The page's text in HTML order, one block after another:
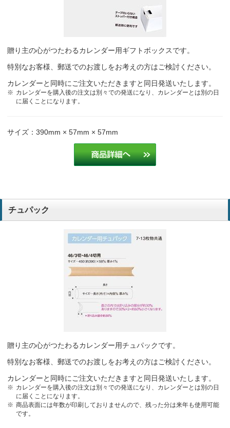
贈り主の心がつたわるカレンダー用ギフトボックスです。
特別なお客様、郵送でのお渡しをお考えの方はご検討ください。
カレンダーと同時にご注文いただきますと同日発送いたします。
カレンダーを購入後の注文は別々での発送になり、カレンダーとは別の日
に届くことになります。
サイズ：390mm × 57mm × 57mm
チュパック
贈り主の心がつたわるカレンダー用チュパックです。
特別なお客様、郵送でのお渡しをお考えの方はご検討ください。
カレンダーと同時にご注文いただきますと同日発送いたします。
カレンダーを購入後の注文は別々での発送になり、カレンダーとは別の日
に届くことになります。
商品表面には年数が印刷しておりませんので、残った分は来年も使用可能
です。